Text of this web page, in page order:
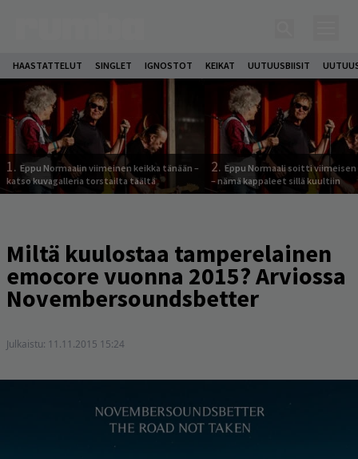
HAASTATTELUT SINGLET IGNOSTOT KEIKAT UUTUUSBIISIT
1. Eppu Normaalin viimeinen keikka tänään –
katso kuvagalleria torstailta täältä
2. Eppu Normaali soitti viimeisen
– nämä kappaleet sillä kuultiin
Miltä kuulostaa tamperelainen
emocore vuonna 2015? Arviossa
Novembersoundsbetter
Julkaistu: 11.11.2015 15:24